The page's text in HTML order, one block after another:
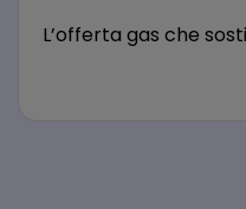
L’offerta gas che